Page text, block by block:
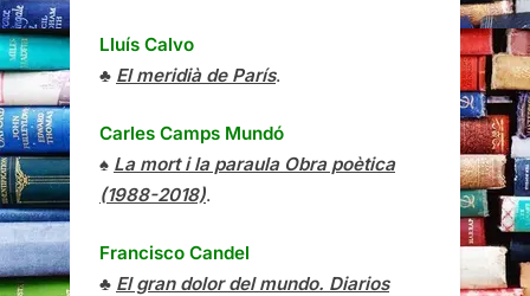
Lluís Calvo
♣ El meridià de París.
Carles Camps Mundó
♠ La mort i la paraula Obra poètica
(1988-2018).
Francisco Candel
♣ El gran dolor del mundo. Diarios